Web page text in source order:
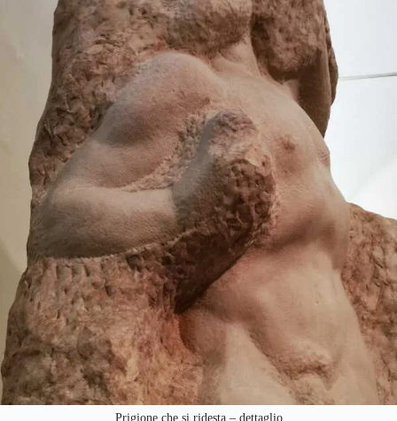
Prigione che si ridesta – dettaglio